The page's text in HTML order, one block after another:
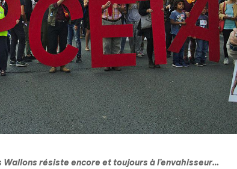
résiste encore et toujours à l’envahisseur…